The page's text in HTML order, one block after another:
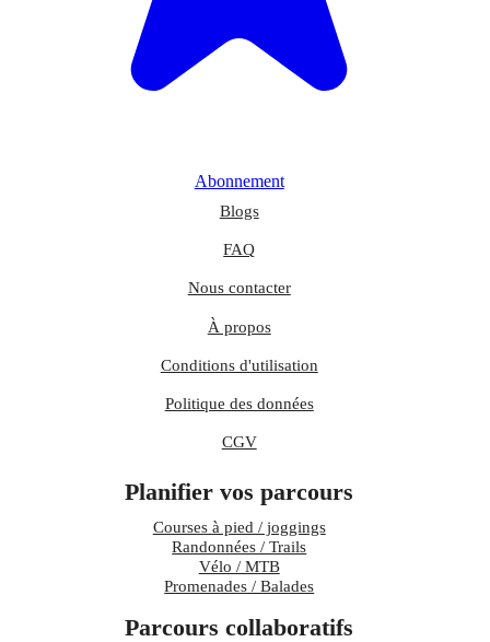
Abonnement
Blogs
FAQ
Nous contacter
À propos
Conditions d'utilisation
Politique des données
CGV
Planifier vos parcours
Courses à pied / joggings
Randonnées / Trails
Vélo / MTB
Promenades / Balades
Parcours collaboratifs